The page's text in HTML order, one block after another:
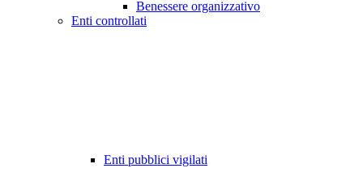
Benessere organizzativo
Enti controllati
Enti pubblici vigilati